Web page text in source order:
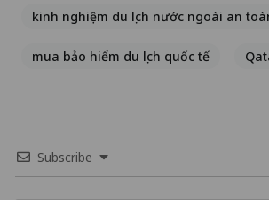
kinh nghiệm du lịch nước ngoài an
mua bảo hiểm du lịch quốc tế
Subscribe